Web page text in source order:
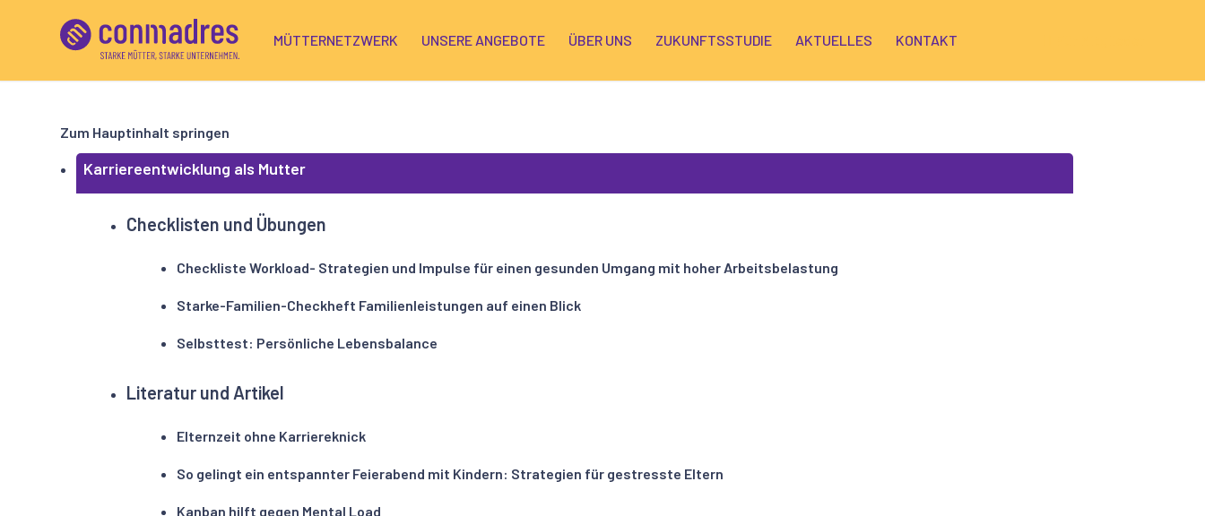
MÜTTERNETZWERK UNSERE ANGEBOTE ÜBER UNS ZUKUNFTSSTUDIE AKTUELLES KONTAKT
Zum Hauptinhalt springen
Karriereentwicklung als Mutter
Checklisten und Übungen
Checkliste Workload- Strategien und Impulse für einen gesunden Umgang mit hoher Arbeitsbelastung
Starke-Familien-Checkheft Familienleistungen auf einen Blick
Selbsttest: Persönliche Lebensbalance
Literatur und Artikel
Elternzeit ohne Karriereknick
So gelingt ein entspannter Feierabend mit Kindern: Strategien für gestresste Eltern
Kanban hilft gegen Mental Load